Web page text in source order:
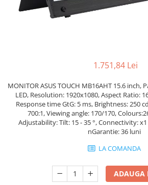
Standuri și Coolere Laptop
Alte accesorii
Calculatoare Mini NOI
Calculatoare SECOND-HAND
Calculatoare GAMING
Calculatoare REFURBISHED
Calculatoare WORKSTATION
Componente PC NOI
Hard Disk-uri Desktop
1.751,84 Lei
MONITOR ASUS TOUCH MB16AHT 15.6 inch,
LED, Resolution: 1920x1080, Aspect Ratio:
Response time GtG: 5 ms, Brightness: 250
700:1, Viewing angle: 170/170,
Adjustability: Tilt: 15 - 35 °, Connectivity:
nGarantie: 36 luni
LA COMANDA
ADAUGA